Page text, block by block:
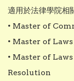
適用於法律學院相
• Master of
• Master of
• Master of
Resolution